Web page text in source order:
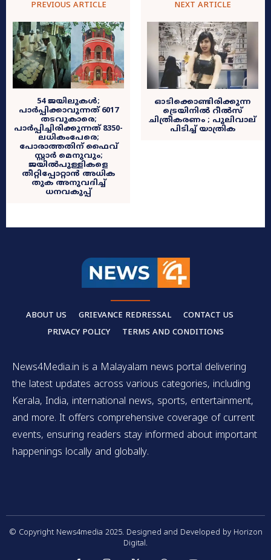
PREVIOUS ARTICLE
54 ജയിലുകൾ;
പാർപ്പിക്കാവുന്നത് 6017
തടവുകാരെ;
പാർപ്പിച്ചിരിക്കുന്നത് 8350-
ലധികംപേരെ;
പോരാത്തതിന് ഫൈവ്
സ്റ്റാർ മെനുവും;
ജയിൽപുള്ളികളെ
തീറ്റിപ്പോറ്റാൻ അധിക
തുക അനുവദിച്ച്
ധനവകുപ്പ്
NEXT ARTICLE
ഓടിക്കൊണ്ടിരിക്കുന്ന
ട്രെയിനിൽ റീൽസ്
ചിത്രീകരണം ; ‍പുലിവാല്
പിടിച്ച് യാത്രിക
ABOUT US GRIEVANCE REDRESSAL
CONTACT US
PRIVACY POLICY
TERMS AND CONDITIONS
News4Media.in is a Malayalam news portal delivering
the latest updates across various categories, including
Kerala, India, international news, sports, entertainment,
and more. It offers comprehensive coverage of current
events, ensuring readers stay informed about important
happenings locally and globally.
© Copyright News4media 2025. Designed and Developed by Horizon
Digital.